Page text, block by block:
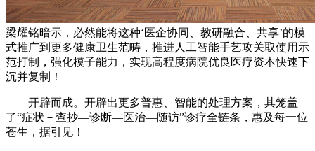
梁耀铭暗示，必然能将这种‘医企协同、教研融合、共享’的模
式推广到更多健康卫生范畴，推进人工智能手艺攻关取使用示
范打制，强化模子能力，实现高程度病院优良医疗资本快速下
沉并复制！
开辟而成。开辟出更多普惠、智能的处理方案，其笼盖
了“症状－查抄—诊断—医治—随访”诊疗全链条，惠及每一位
苍生，据引见！